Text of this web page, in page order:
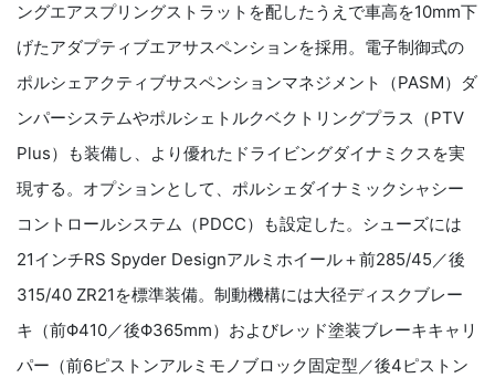
ングエアスプリングストラットを配したうえで車高を10mm下
げたアダプティブエアサスペンションを採用。電子制御式の
ポルシェアクティブサスペンションマネジメント（PASM）ダ
ンパーシステムやポルシェトルクベクトリングプラス（PTV
Plus）も装備し、より優れたドライビングダイナミクスを実
現する。オプションとして、ポルシェダイナミックシャシー
コントロールシステム（PDCC）も設定した。シューズには
21インチRS Spyder Designアルミホイール＋前285/45／後
315/40 ZR21を標準装備。制動機構には大径ディスクブレー
キ（前Φ410／後Φ365mm）およびレッド塗装ブレーキキャリ
パー（前6ピストンアルミモノブロック固定型／後4ピストン